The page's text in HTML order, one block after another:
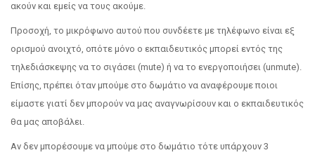
ακούν και εμείς να τους ακούμε.
Προσοχή, το μικρόφωνο αυτού που συνδέετε με τηλέφωνο είναι εξ
ορισμού ανοιχτό, οπότε μόνο ο εκπαιδευτικός μπορεί εντός της
τηλεδιάσκεψης να το σιγάσει (mute) ή να το ενεργοποιήσει (unmute).
Επίσης, πρέπει όταν μπούμε στο δωμάτιο να αναφέρουμε ποιοι
είμαστε γιατί δεν μπορούν να μας αναγνωρίσουν και ο εκπαιδευτικός
θα μας αποβάλει.
Αν δεν μπορέσουμε να μπούμε στο δωμάτιο τότε υπάρχουν 3